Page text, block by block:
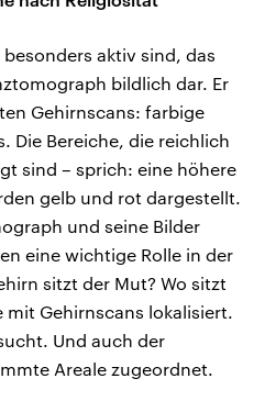
besonders aktiv sind, das
bildlich dar. Er
Gehirnscans: farbige
Die Bereiche, die reichlich
sind – sprich: eine höhere
gelb und rot dargestellt.
und seine Bilder
eine wichtige Rolle in der
sitzt der Mut? Wo sitzt
mit Gehirnscans lokalisiert.
Und auch der
Areale zugeordnet.